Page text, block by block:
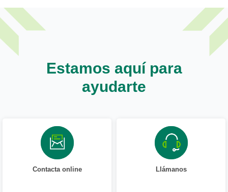
Estamos aquí para
ayudarte
Contacta online Llámanos